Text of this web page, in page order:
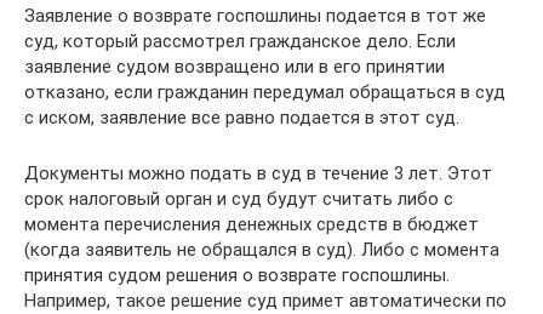
Заявление о возврате госпошлины подается в тот же
суд, который рассмотрел гражданское дело. Если
заявление судом возвращено или в его принятии
отказано, если гражданин передумал обращаться в суд
с иском, заявление все равно подается в этот суд.
Документы можно подать в суд в течение 3 лет. Этот
срок налоговый орган и суд будут считать либо с
момента перечисления денежных средств в бюджет
(когда заявитель не обращался в суд). Либо с момента
принятия судом решения о возврате госпошлины.
Например, такое решение суд примет автоматически по